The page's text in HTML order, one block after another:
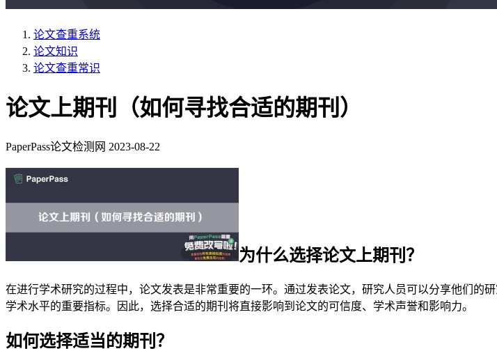
论文查重系统
论文知识
论文查重常识
论文上期刊（如何寻找合适的期刊）
PaperPass论文检测网 2023-08-22
为什么选择论文上期刊？
在进行学术研究的过程中，论文发表是非常重要的一环。通过发表论文，研究人员可以分享他们的
学术水平的重要指标。因此，选择合适的期刊将直接影响到论文的可信度、学术声誉和影响力。
如何选择适当的期刊？